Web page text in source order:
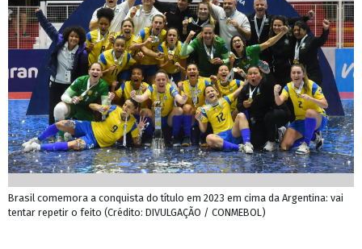
Brasil comemora a conquista do título em 2023 em cima da Argentina: vai
tentar repetir o feito (Crédito: DIVULGAÇÃO / CONMEBOL)